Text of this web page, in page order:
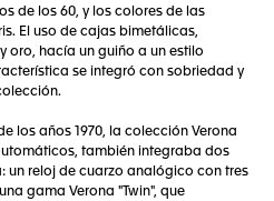
de los 60, y los colores de las
El uso de cajas bimetálicas,
oro, hacía un guiño a un estilo
se integró con sobriedad y
los años 1970, la colección Verona
también integraba dos
un reloj de cuarzo analógico con tres
gama Verona "Twin", que